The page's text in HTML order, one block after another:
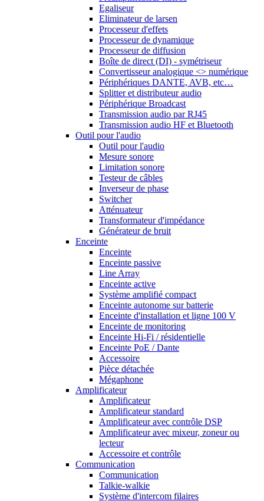
Egaliseur
Eliminateur de larsen
Processeur d'effets
Processeur de dynamique
Processeur de diffusion
Boîte de direct (DI) - symétriseur
Convertisseur analogique <> numérique
Périphériques DANTE, AVB, etc…
Splitter et distributeur audio
Périphérique Broadcast
Transmission audio par RJ45
Transmission audio HF et Bluetooth
Outil pour l'audio
Outil pour l'audio
Mesure sonore
Limitation sonore
Testeur de câbles
Inverseur de phase
Switcher
Atténuateur
Transformateur d'impédance
Générateur de bruit
Enceinte
Enceinte
Enceinte passive
Line Array
Enceinte active
Système amplifié compact
Enceinte autonome sur batterie
Enceinte d'installation et ligne 100 V
Enceinte de monitoring
Enceinte Hi-Fi / résidentielle
Enceinte PoE / Dante
Accessoire
Pièce détachée
Mégaphone
Amplificateur
Amplificateur
Amplificateur standard
Amplificateur avec contrôle DSP
Amplificateur avec mixeur, zoneur ou
lecteur
Accessoire et contrôle
Communication
Communication
Talkie-walkie
Système d'intercom filaires